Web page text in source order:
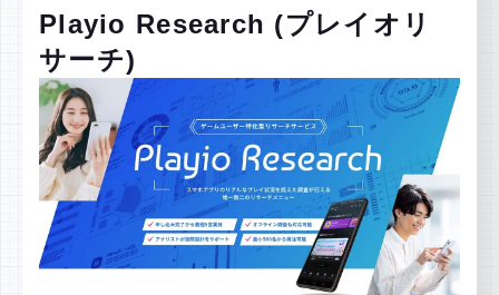
Playio Research (プレイオリ
サーチ)